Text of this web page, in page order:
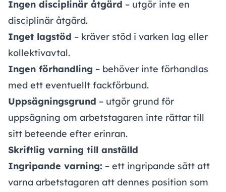
Ingen disciplinär åtgärd – utgör inte en
disciplinär åtgärd.
Inget lagstöd – kräver stöd i varken lag eller
kollektivavtal.
Ingen förhandling – behöver inte förhandlas
med ett eventuellt fackförbund.
Uppsägningsgrund – utgör grund för
uppsägning om arbetstagaren inte rättar till
sitt beteende efter erinran.
Skriftlig varning till anställd
Ingripande varning: – ett ingripande sätt att
varna arbetstagaren att dennes position som